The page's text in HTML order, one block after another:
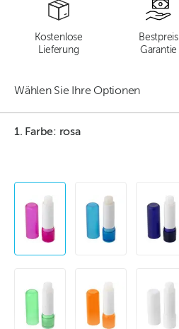
Kostenlose
Lieferung
Bestpreis
Garantie
Wählen Sie Ihre Optionen
1. Farbe: rosa